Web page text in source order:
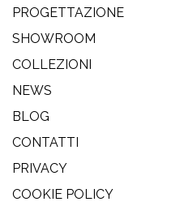
PROGETTAZIONE
SHOWROOM
COLLEZIONI
NEWS
BLOG
CONTATTI
PRIVACY
COOKIE POLICY